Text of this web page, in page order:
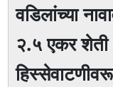
वडिलांच्या
२.५ एकर शेती